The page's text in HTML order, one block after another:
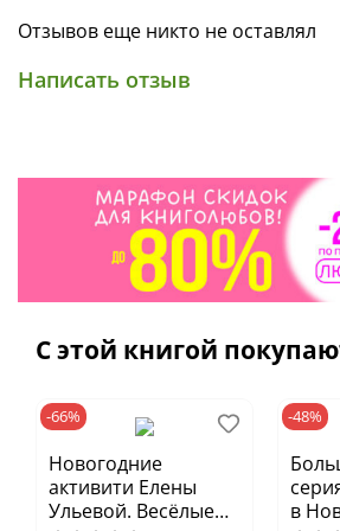
Отзывов еще никто не оставлял
Написать отзыв
С этой книгой
-66%
Новогодние
активити Елены
Ульевой. Весёлые
-48%
в